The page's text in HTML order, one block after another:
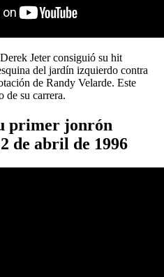
Jeter consiguió su hit
del jardín izquierdo contra
de Randy Velarde. Este
de su carrera.
primer jonrón
de abril de 1996